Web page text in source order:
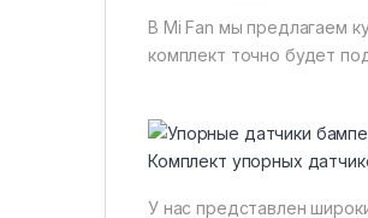
В Mi Fan мы предлагаем
комплект точно будет
Комплект упорных
У нас представлен